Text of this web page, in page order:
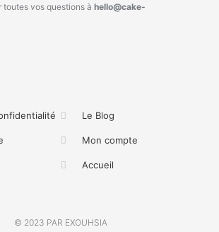
vos questions à hello@cake-
Le Blog
Mon compte
Accueil
© 2023 PAR EXOUHSIA